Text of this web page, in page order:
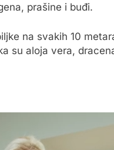
prašine i buđi.
na svakih 10
su aloja vera,